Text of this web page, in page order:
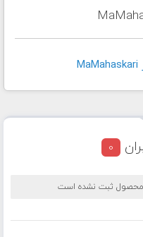
0
محصول ثبت نشده است